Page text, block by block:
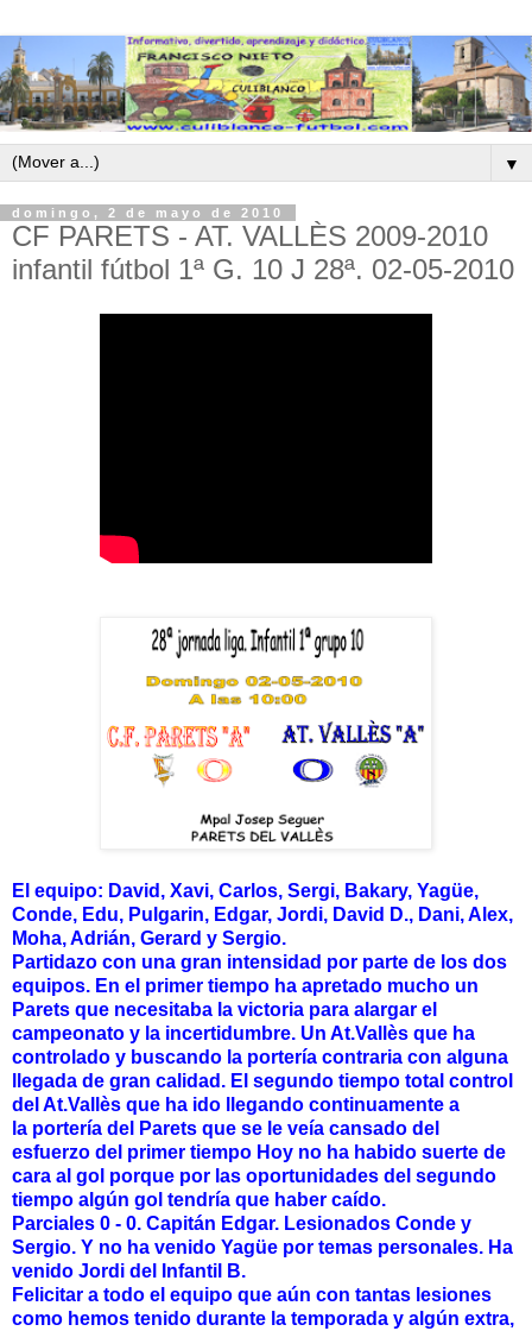
▼
domingo, 2 de mayo de 2010
CF PARETS - AT. VALLÈS 2009-2010
infantil fútbol 1ª G. 10 J 28ª. 02-05-2010
El equipo: David, Xavi, Carlos, Sergi, Bakary, Yagüe,
Conde, Edu, Pulgarin, Edgar, Jordi, David D., Dani, Alex,
Moha, Adrián, Gerard y Sergio.
Partidazo con una gran intensidad por parte de los dos
equipos. En el primer tiempo ha apretado mucho un
Parets que necesitaba la victoria para alargar el
campeonato y la incertidumbre. Un At.Vallès que ha
controlado y buscando la portería contraria con alguna
llegada de gran calidad. El segundo tiempo total control
del At.Vallès que ha ido llegando continuamente a
la portería del Parets que se le veía cansado del
esfuerzo del primer tiempo Hoy no ha habido suerte de
cara al gol porque por las oportunidades del segundo
tiempo algún gol tendría que haber caído.
Parciales 0 - 0. Capitán Edgar. Lesionados Conde y
Sergio. Y no ha venido Yagüe por temas personales. Ha
venido Jordi del Infantil B.
Felicitar a todo el equipo que aún con tantas lesiones
como hemos tenido durante la temporada y algún extra,